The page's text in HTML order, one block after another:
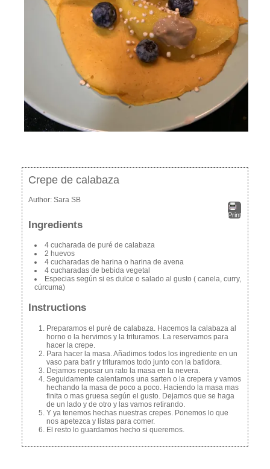
Crepe de calabaza
Print
Author: Sara SB
Ingredients
4 cucharada de puré de calabaza
2 huevos
4 cucharadas de harina o harina de avena
4 cucharadas de bebida vegetal
Especias según si es dulce o salado al gusto ( canela, curry,
cúrcuma)
Instructions
Preparamos el puré de calabaza. Hacemos la calabaza al
horno o la hervimos y la trituramos. La reservamos para
hacer la crepe.
Para hacer la masa. Añadimos todos los ingrediente en un
vaso para batir y trituramos todo junto con la batidora.
Dejamos reposar un rato la masa en la nevera.
Seguidamente calentamos una sarten o la crepera y vamos
hechando la masa de poco a poco. Haciendo la masa mas
finita o mas gruesa según el gusto. Dejamos que se haga
de un lado y de otro y las vamos retirando.
Y ya tenemos hechas nuestras crepes. Ponemos lo que
nos apetezca y listas para comer.
El resto lo guardamos hecho si queremos.